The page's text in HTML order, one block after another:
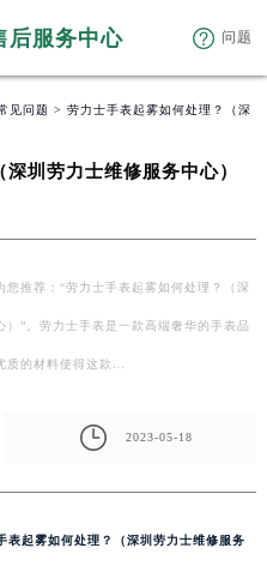
后服务中心 问题
见问题 > 劳力士手表起雾如何处理？（深
圳劳力士维修服务中心）
您推荐：“劳力士手表起雾如何处理？（深
）”。劳力士手表是一款高端奢华的手表品
质的材料使得这款…
2023-05-18
表起雾如何处理？（深圳劳力士维修服务